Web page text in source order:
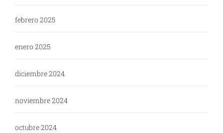
febrero 2025
enero 2025
diciembre 2024
noviembre 2024
octubre 2024